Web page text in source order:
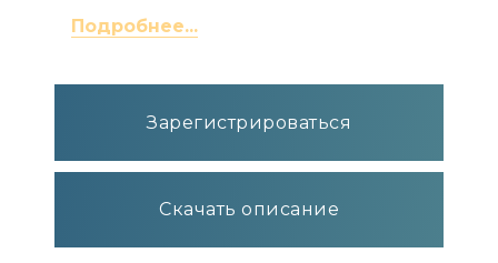
Зарегистрироваться
Скачать описание
Подробнее...